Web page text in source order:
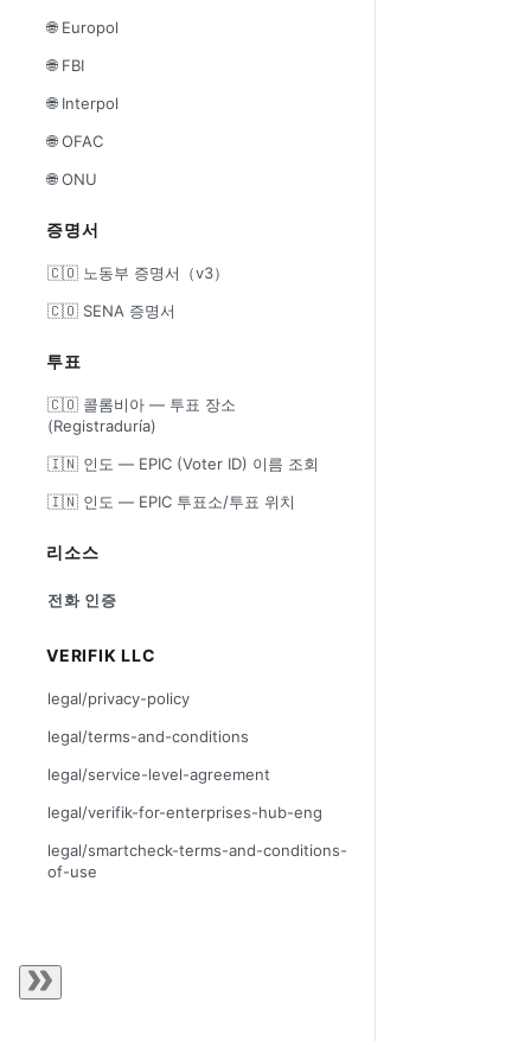
🌐 Europol
🌐 FBI
🌐 Interpol
🌐 OFAC
🌐 ONU
증명서
🇨🇴 노동부 증명서（v3）
🇨🇴 SENA 증명서
투표
🇨🇴 콜롬비아 — 투표 장소
(Registraduría)
🇮🇳 인도 — EPIC (Voter ID) 이름 조회
🇮🇳 인도 — EPIC 투표소/투표 위치
리소스
전화 인증
VERIFIK LLC
legal/privacy-policy
legal/terms-and-conditions
legal/service-level-agreement
legal/verifik-for-enterprises-hub-eng
legal/smartcheck-terms-and-conditions-
of-use